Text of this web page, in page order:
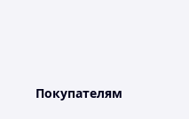
Покупателям